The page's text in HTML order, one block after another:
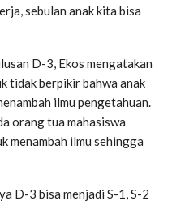
sebulan anak kita bisa
D-3, Ekos mengatakan
tidak berpikir bahwa anak
ilmu pengetahuan.
orang tua mahasiswa
menambah ilmu sehingga
D-3 bisa menjadi S-1, S-2